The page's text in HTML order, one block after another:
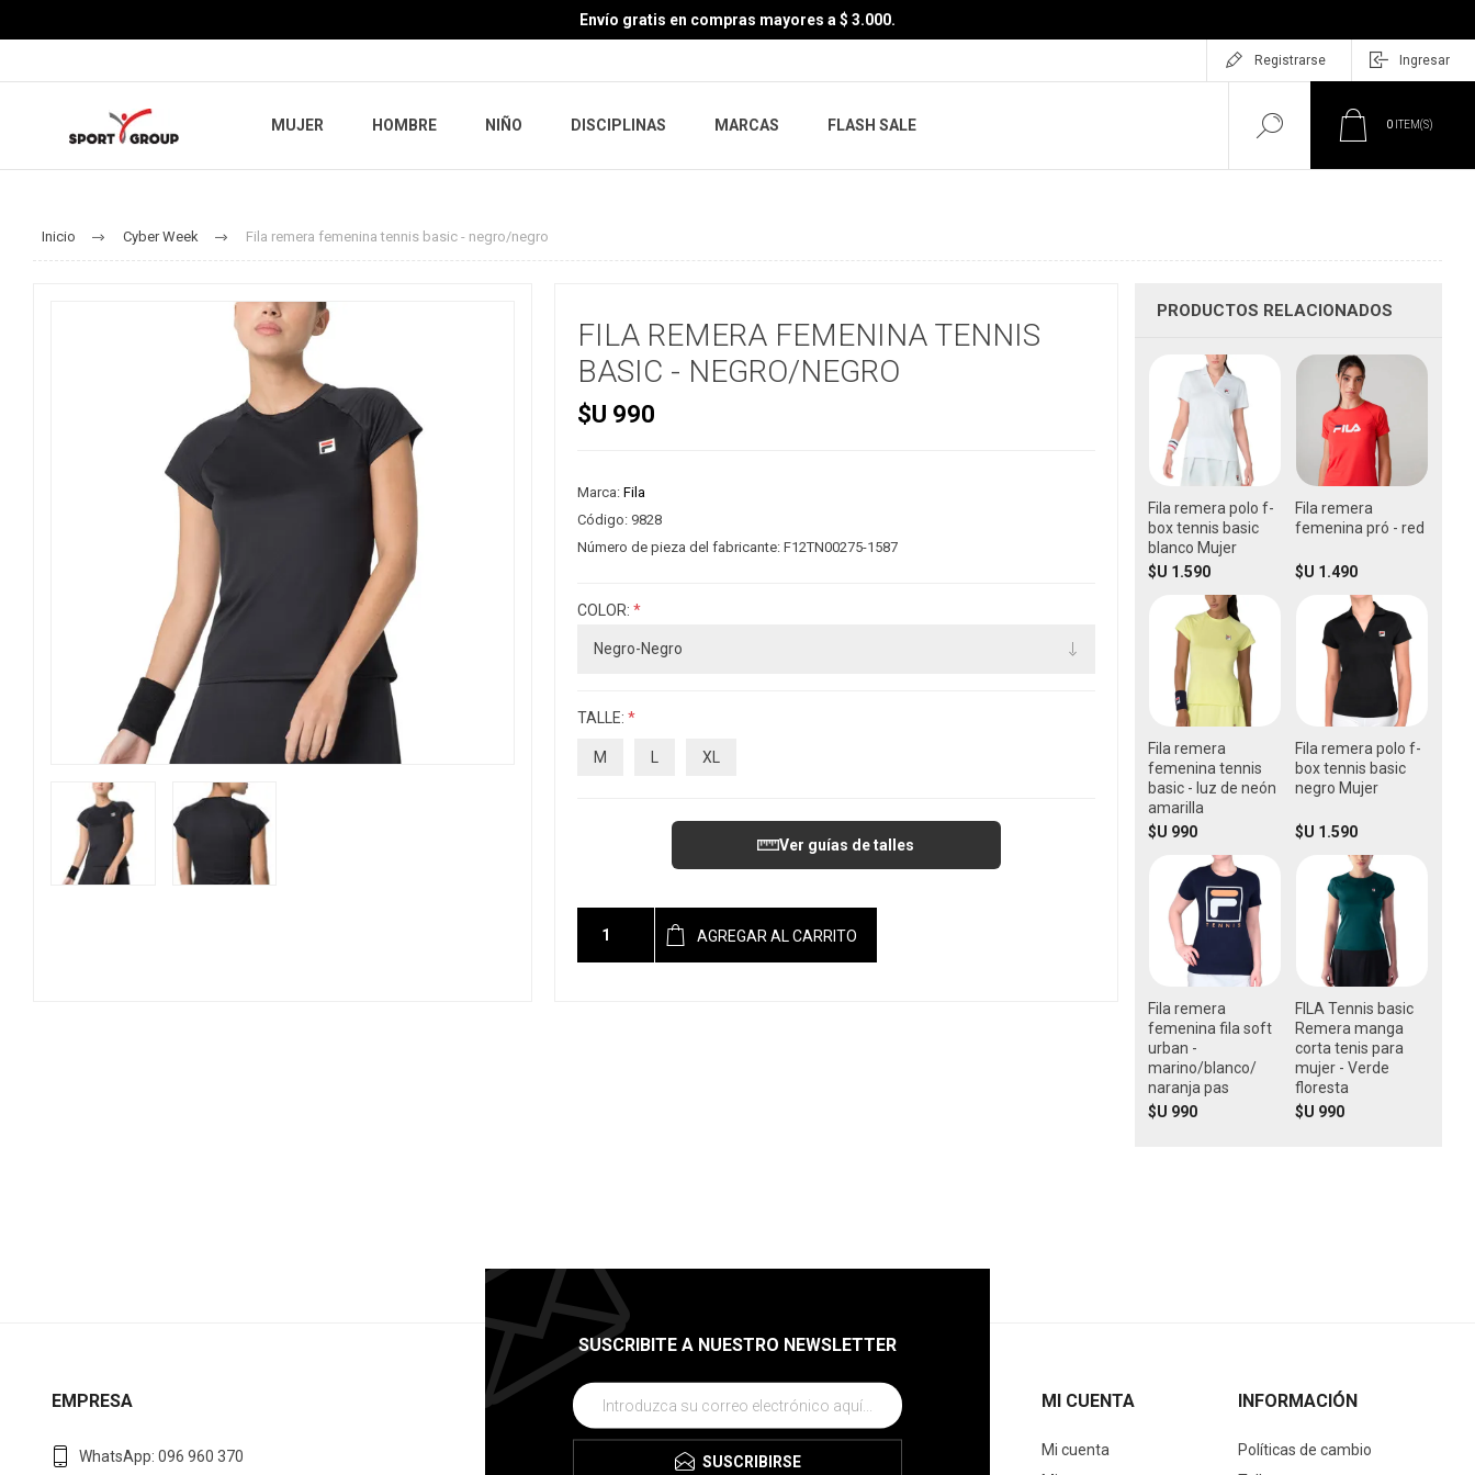
Envío gratis en compras mayores a $ 3.000.
Registrarse Ingresar
MUJER HOMBRE NIÑO DISCIPLINAS MARCAS FLASH SALE 0 ITEM(S)
Inicio Cyber Week Fila remera femenina tennis basic - negro/negro
FILA REMERA FEMENINA TENNIS
BASIC - NEGRO/NEGRO
$U 990
Marca: Fila
Código: 9828
Número de pieza del fabricante: F12TN00275-1587
COLOR: *
TALLE: *
M L XL
Ver guías de talles
AGREGAR AL CARRITO
PRODUCTOS RELACIONADOS
Fila remera polo f-
box tennis basic
blanco Mujer
$U 1.590
Fila remera
femenina pró - red
$U 1.490
Fila remera
femenina tennis
basic - luz de neón
amarilla
$U 990
Fila remera polo f-
box tennis basic
negro Mujer
$U 1.590
Fila remera
femenina fila soft
urban -
marino/blanco/
naranja pas
$U 990
FILA Tennis basic
Remera manga
corta tenis para
mujer - Verde
floresta
$U 990
SUSCRIBITE A NUESTRO NEWSLETTER
SUSCRIBIRSE
EMPRESA
WhatsApp: 096 960 370
MI CUENTA
Mi cuenta
INFORMACIÓN
Políticas de cambio